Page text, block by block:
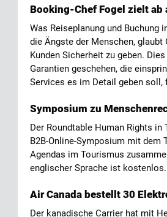
Booking-Chef Fogel zielt ab
Was Reiseplanung und Buchung
die Ängste der Menschen,
Kunden Sicherheit zu geben.
Garantien geschehen, die
Services es im Detail geben soll,
Symposium zu
Der Roundtable Human Rights
B2B-Online-Symposium mit dem
Agendas im Tourismus
englischer Sprache ist
Air Canada bestellt 30
Der kanadische Carrier hat mit